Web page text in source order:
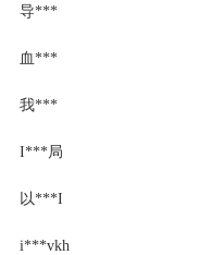
导***
血***
我***
I***局
以***I
i***vkh